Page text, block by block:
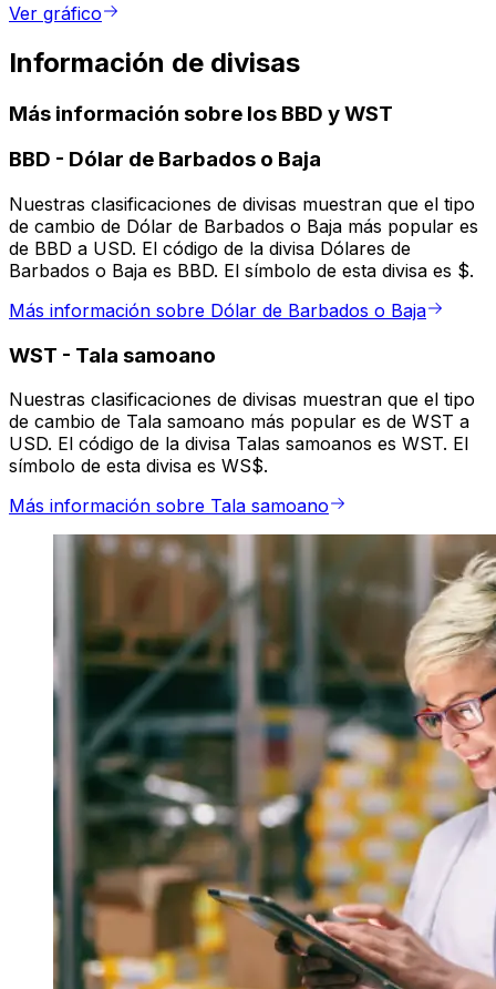
Ver gráfico
Información de divisas
Más información sobre los BBD y WST
BBD - Dólar de Barbados o Baja
Nuestras clasificaciones de divisas muestran que el tipo
de cambio de Dólar de Barbados o Baja más popular es
de BBD a USD. El código de la divisa Dólares de
Barbados o Baja es BBD. El símbolo de esta divisa es $.
Más información sobre Dólar de Barbados o Baja
WST - Tala samoano
Nuestras clasificaciones de divisas muestran que el tipo
de cambio de Tala samoano más popular es de WST a
USD. El código de la divisa Talas samoanos es WST. El
símbolo de esta divisa es WS$.
Más información sobre Tala samoano